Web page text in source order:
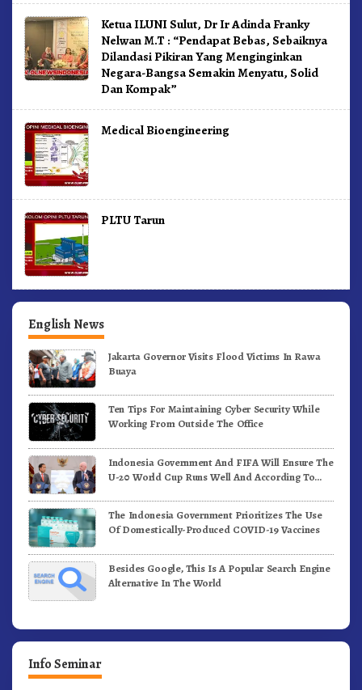
Ketua ILUNI Sulut, Dr Ir Adinda Franky
Nelwan M.T : “Pendapat Bebas, Sebaiknya
Dilandasi Pikiran Yang Menginginkan
Negara-Bangsa Semakin Menyatu, Solid
Dan Kompak”
Medical Bioengineering
PLTU Tarun
English News
Jakarta Governor Visits Flood Victims In Rawa
Buaya
Ten Tips For Maintaining Cyber Security While
Working From Outside The Office
Indonesia Government And FIFA Will Ensure The
U-20 World Cup Runs Well And According To
The Indonesia Government Prioritizes The Use
Of Domestically-Produced COVID-19 Vaccines
Besides Google, This Is A Popular Search Engine
Alternative In The World
Info Seminar